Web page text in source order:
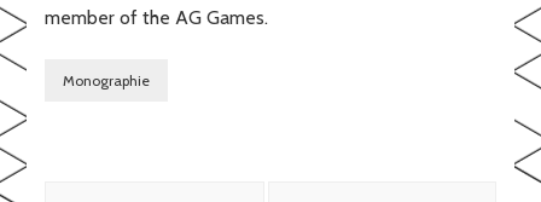
member of the AG Games.
Monographie